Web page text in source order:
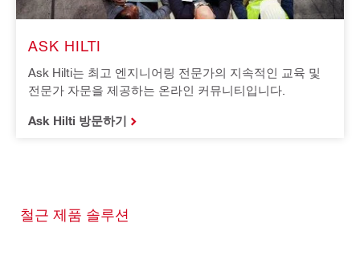
ASK HILTI
Ask Hilti는 최고 엔지니어링 전문가의 지속적인 교육 및
전문가 자문을 제공하는 온라인 커뮤니티입니다.
Ask Hilti 방문하기
철근 제품 솔루션